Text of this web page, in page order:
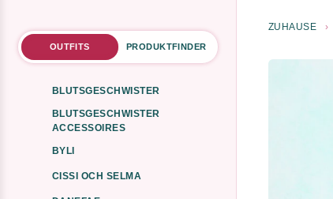
OUTFITS PRODUKTFINDER
BLUTSGESCHWISTER
BLUTSGESCHWISTER
ACCESSOIRES
BYLI
CISSI OCH SELMA
ZUHAUSE